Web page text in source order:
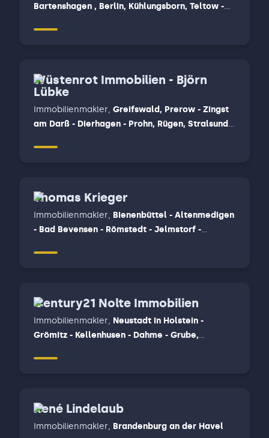
Bartenshagen , Berlin, Kühlungsborn, Teltow -
Wüstenrot Immobilien - Björn
Lübke
Immobilienmakler, Greifswald, Prerow - Zingst
am Darß - Dierhagen - Prohn, Rügen, Stralsund -
Thomas Krieger
Immobilienmakler, Bienenbüttel - Altenmedigen
- Bad Bevensen - Römstedt - Jelmstorf -
Westensee, Lüneburg
Century21 Nolte Immobilien
Immobilienmakler, Neustadt in Holstein -
Grömitz - Kellenhusen - Dahme - Grube,
René Lindelaub
Immobilienmakler, Brandenburg an der Havel